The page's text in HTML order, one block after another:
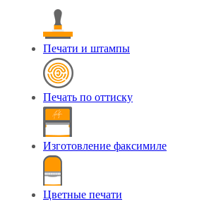
Печати и штампы
Печать по оттиску
Изготовление факсимиле
Цветные печати